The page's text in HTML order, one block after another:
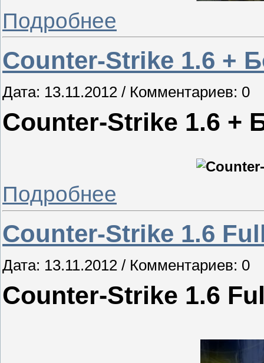
Подробнее
Counter-Strike 1.6 +
Дата: 13.11.2012 / Комментариев: 0
Counter-Strike 1.6 +
Подробнее
Counter-Strike 1.6
Дата: 13.11.2012 / Комментариев: 0
Counter-Strike 1.6